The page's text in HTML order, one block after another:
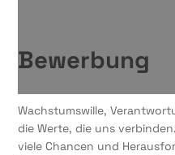
Bewerbung
Wachstumswille,
die Werte, die uns
viele Chancen und